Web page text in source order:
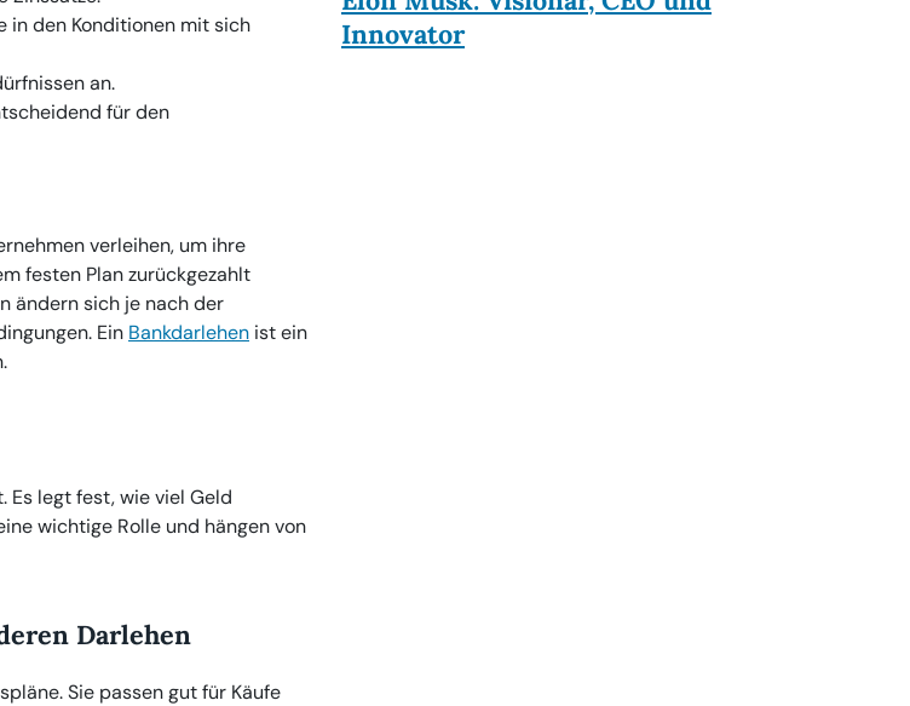
in den Konditionen mit sich
an.
für den
verleihen, um ihre
festen Plan zurückgezahlt
ändern sich je nach der
Ein Bankdarlehen ist ein
Es legt fest, wie viel Geld
wichtige Rolle und hängen von
Darlehen
Sie passen gut für Käufe
Innovator